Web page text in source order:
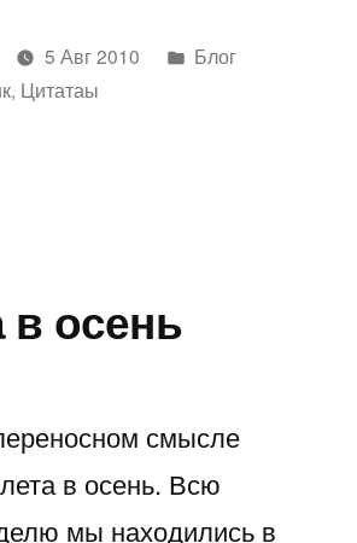
5 Авг 2010
Написано
Блог
, Цитатаы
в осень
смысле
в осень. Всю
мы находились в